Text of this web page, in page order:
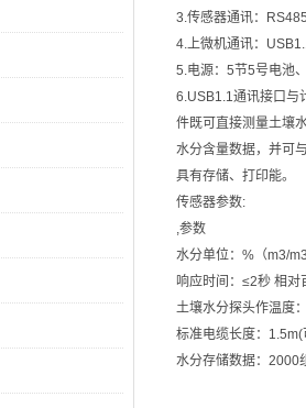
3.传感器通讯：
4.上微机通讯：
5.电源：5节5号电池
6.USB1.1通讯接口与
件既可直接测量土壤
水分含量数据，并可
具有存储、打印能。
传感器参数:
,参数
水分单位：%（m3/
响应时间：≤2秒 相
土壤水分探头作温
标准电缆长度：
水分存储数据：2000